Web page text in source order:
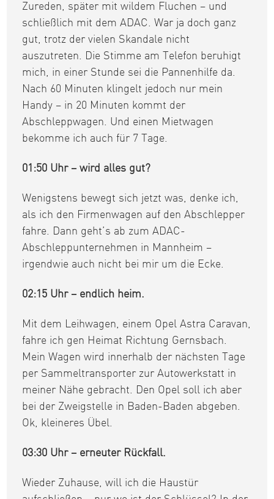
Zureden, später mit wildem Fluchen – und
schließlich mit dem ADAC. War ja doch ganz
gut, trotz der vielen Skandale nicht
auszutreten. Die Stimme am Telefon beruhigt
mich, in einer Stunde sei die Pannenhilfe da.
Nach 60 Minuten klingelt jedoch nur mein
Handy – in 20 Minuten kommt der
Abschleppwagen. Und einen Mietwagen
bekomme ich auch für 7 Tage.
01:50 Uhr – wird alles gut?
Wenigstens bewegt sich jetzt was, denke ich,
als ich den Firmenwagen auf den Abschlepper
fahre. Dann geht’s ab zum ADAC-
Abschleppunternehmen in Mannheim –
irgendwie auch nicht bei mir um die Ecke.
02:15 Uhr – endlich heim.
Mit dem Leihwagen, einem Opel Astra Caravan,
fahre ich gen Heimat Richtung Gernsbach.
Mein Wagen wird innerhalb der nächsten Tage
per Sammeltransporter zur Autowerkstatt in
meiner Nähe gebracht. Den Opel soll ich aber
bei der Zweigstelle in Baden-Baden abgeben.
Ok, kleineres Übel.
03:30 Uhr – erneuter Rückfall.
Wieder Zuhause, will ich die Haustür